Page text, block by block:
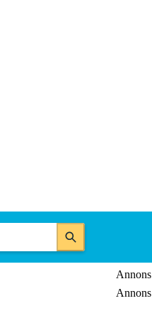
Annons
Annons